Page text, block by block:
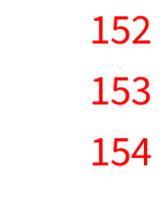
152
153
154